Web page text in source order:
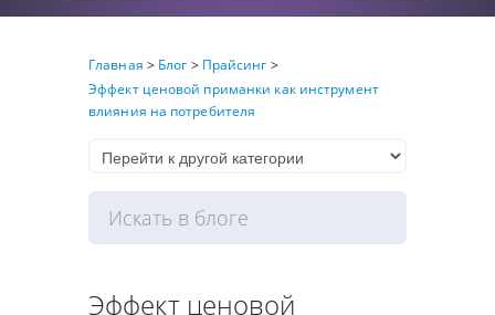
Главная > Блог > Прайсинг >
Эффект ценовой приманки как инструмент
влияния на потребителя
Эффект ценовой